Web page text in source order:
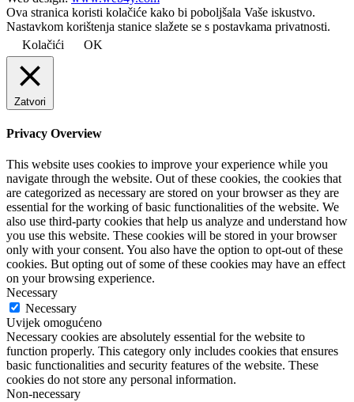
Ova stranica koristi kolačiće kako bi poboljšala Vaše iskustvo.
Nastavkom korištenja stanice slažete se s postavkama privatnosti.
Kolačići
OK
Zatvori
Privacy Overview
This website uses cookies to improve your experience while you
navigate through the website. Out of these cookies, the cookies that
are categorized as necessary are stored on your browser as they are
essential for the working of basic functionalities of the website. We
also use third-party cookies that help us analyze and understand how
you use this website. These cookies will be stored in your browser
only with your consent. You also have the option to opt-out of these
cookies. But opting out of some of these cookies may have an effect
on your browsing experience.
Necessary
Necessary
Uvijek omogućeno
Necessary cookies are absolutely essential for the website to
function properly. This category only includes cookies that ensures
basic functionalities and security features of the website. These
cookies do not store any personal information.
Non-necessary